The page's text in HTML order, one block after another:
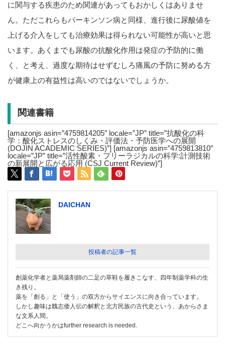
に関与する疾患のため関連があってもおかしくはありませ
ん。ただこれらもパーキンソン病と同様、進行後に尿酸値を
上げる介入をしても治療効果は得られない可能性が高いと思
います。あくまでも尿酸の抗酸化作用は発症の予防的に働
く、と考え、過度な期待はせずむしろ痛風の予防に努める方
が健康上の有益性は高いのではないでしょうか。
関連書籍
[amazonjs asin=”4759814205″ locale=”JP” title=”抗酸化の科
学：酸化ストレスのしくみ・評価法・予防医学への展開
(DOJIN ACADEMIC SERIES)”] [amazonjs asin=”4759813810″
locale=”JP” title=”活性酸素・フリーラジカルの科学:計測技術
の新展開と広がる応用 (CSJ Current Review)”]
DAICHAN
投稿者の記事一覧
創薬化学者と薬局薬剤師の二足の草鞋を履きこなす、四年制薬学科の生
き残り。
薬を「創る」と「使う」の双方からサイエンスに向き合っています。
しかし趣味は魏志倭人伝の解釈と北方民族の古代史という、あからさま
な文系人間。
どこへ向かうかはfurther research is needed.